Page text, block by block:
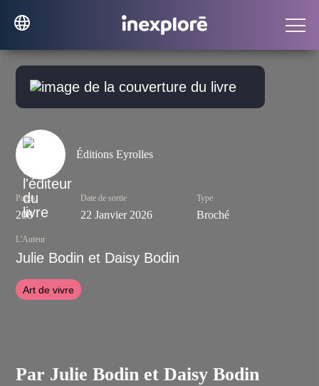
Éditions Eyrolles
Pages
208
Date de sortie
22 Janvier 2026
Type
Broché
L'Auteur
Julie Bodin et Daisy Bodin
Art de vivre
Par Julie Bodin et Daisy Bodin